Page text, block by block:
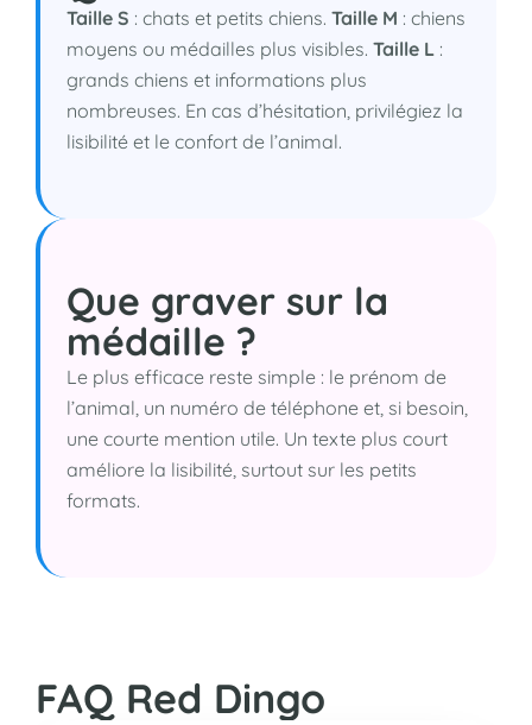
Taille S : chats et petits chiens. Taille M : chiens
moyens ou médailles plus visibles. Taille L :
grands chiens et informations plus
nombreuses. En cas d’hésitation, privilégiez la
lisibilité et le confort de l’animal.
Que graver sur la
médaille ?
Le plus efficace reste simple : le prénom de
l’animal, un numéro de téléphone et, si besoin,
une courte mention utile. Un texte plus court
améliore la lisibilité, surtout sur les petits
formats.
FAQ Red Dingo